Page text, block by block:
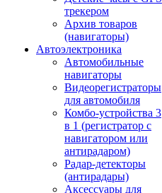
трекером
Архив товаров
(навигаторы)
Автоэлектроника
Автомобильные
навигаторы
Видеорегистраторы
для автомобиля
Комбо-устройства 3
в 1 (регистратор с
навигатором или
антирадаром)
Радар-детекторы
(антирадары)
Аксессуары для